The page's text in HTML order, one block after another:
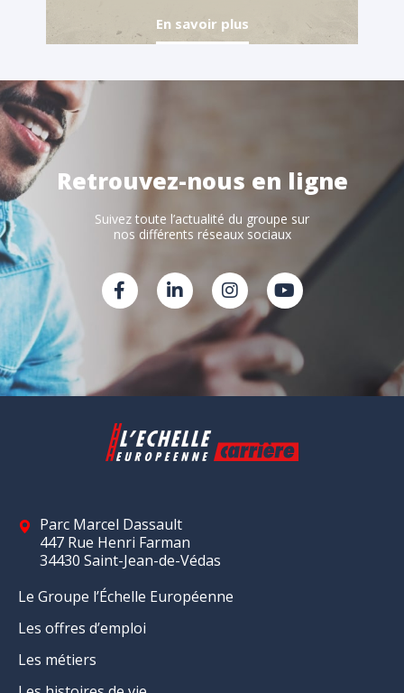
En savoir plus
Retrouvez-nous en ligne
Suivez toute l’actualité du groupe sur
nos différents réseaux sociaux
Parc Marcel Dassault
447 Rue Henri Farman
34430 Saint-Jean-de-Védas
Le Groupe l’Échelle Européenne
Les offres d’emploi
Les métiers